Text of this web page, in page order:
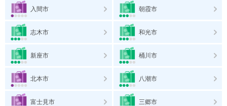
入間市 朝霞市
志木市 和光市
新座市 桶川市
北本市 八潮市
富士見市 三郷市